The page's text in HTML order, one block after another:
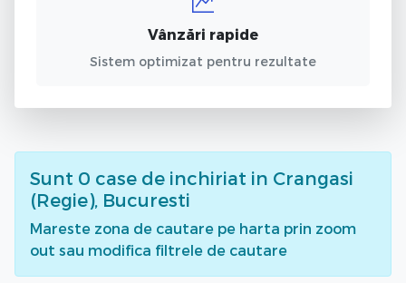
Vânzări rapide
Sistem optimizat pentru rezultate
Sunt 0 case de inchiriat in Crangasi
(Regie), Bucuresti
Mareste zona de cautare pe harta prin zoom
out sau modifica filtrele de cautare